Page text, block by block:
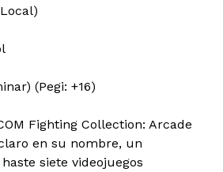
(Pegi: +16)
Fighting Collection: Arcade
en su nombre, un
siete videojuegos